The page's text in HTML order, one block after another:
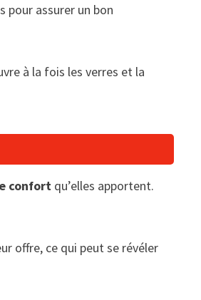
pour assurer un bon
à la fois les verres et la
confort qu’elles apportent.
offre, ce qui peut se révéler